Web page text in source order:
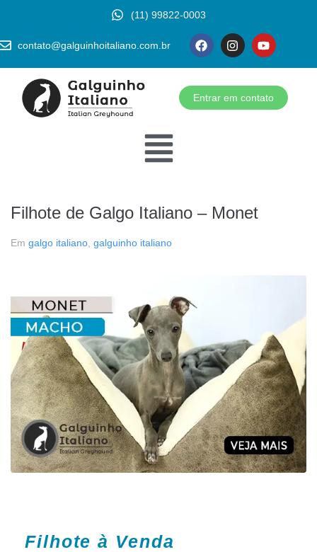
(11) 99822-0003
contato@galguinhoitaliano.com.br
Entrar em contato
Filhote de Galgo Italiano – Monet
Em galgo italiano, galguinho italiano
Filhote à Venda